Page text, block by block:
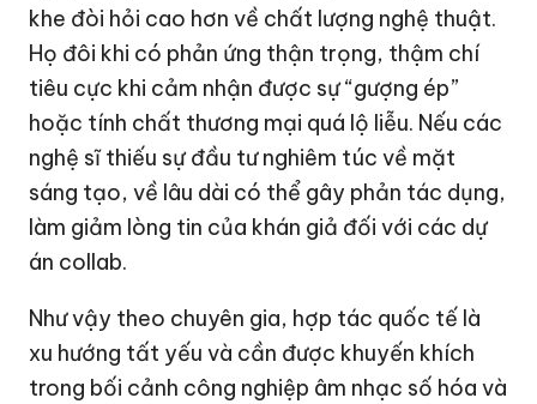
khe đòi hỏi cao hơn về chất lượng nghệ thuật.
Họ đôi khi có phản ứng thận trọng, thậm chí
tiêu cực khi cảm nhận được sự “gượng ép”
hoặc tính chất thương mại quá lộ liễu. Nếu các
nghệ sĩ thiếu sự đầu tư nghiêm túc về mặt
sáng tạo, về lâu dài có thể gây phản tác dụng,
làm giảm lòng tin của khán giả đối với các dự
án collab.
Như vậy theo chuyên gia, hợp tác quốc tế là
xu hướng tất yếu và cần được khuyến khích
trong bối cảnh công nghiệp âm nhạc số hóa và